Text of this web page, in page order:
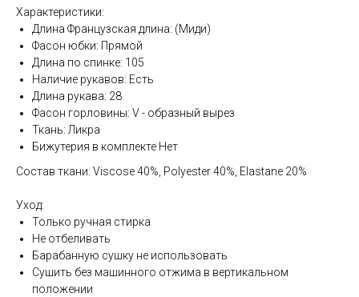
Характеристики:
Длина Французская длина: (Миди)
Фасон юбки: Прямой
Длина по спинке: 105
Наличие рукавов: Есть
Длина рукава: 28
Фасон горловины: V - образный вырез
Ткань: Ликра
Бижутерия в комплекте Нет
Состав ткани: Viscose 40%, Polyester 40%, Elastane 20%
Уход:
Только ручная стирка
Не отбеливать
Барабанную сушку не использовать
Сушить без машинного отжима в вертикальном
положении